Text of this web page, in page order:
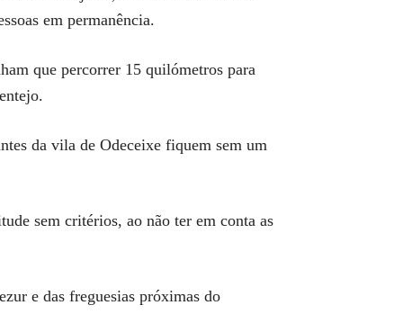
em permanência.
que percorrer 15 quilómetros para
da vila de Odeceixe fiquem sem um
sem critérios, ao não ter em conta as
e das freguesias próximas do